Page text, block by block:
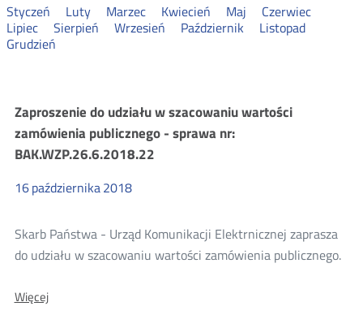
Styczeń
Luty Marzec Kwiecień Maj
Czerwiec
Lipiec
Sierpień Wrzesień Październik
Listopad
Grudzień
Zamówienia
publiczne
2018
Zaproszenie do udziału w szacowaniu wartości
zamówienia publicznego - sprawa nr:
BAK.WZP.26.6.2018.22
16października2018
Skarb Państwa - Urząd Komunikacji Elektrnicznej zaprasza
do udziału w szacowaniu wartości zamówienia publicznego.
WięcejO: